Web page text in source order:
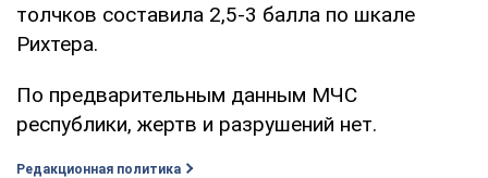
толчков составила 2,5-3 балла по шкале
Рихтера.
По предварительным данным МЧС
республики, жертв и разрушений нет.
Редакционная политика